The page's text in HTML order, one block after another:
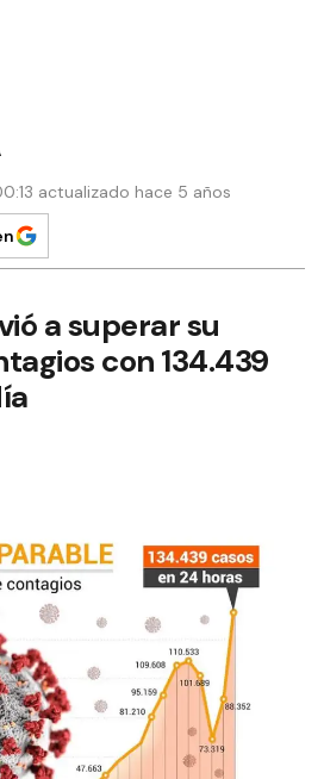
actualizado hace 5 años
a superar su
con 134.439